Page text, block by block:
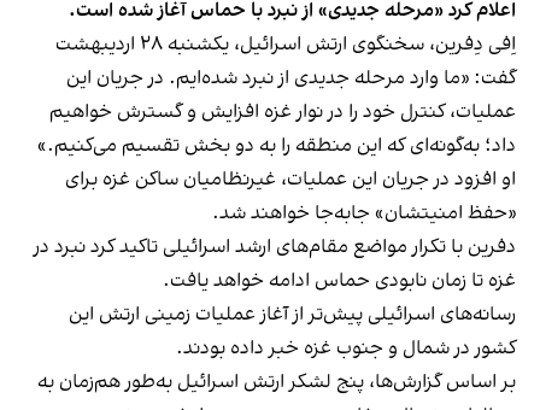
اعلام کرد «مرحله جدیدی» از نبرد با حماس آغاز شده است.
اِفی دِفرین، سخنگوی ارتش اسرائیل، یک‎شنبه ۲۸ اردیبهشت
گفت: «ما وارد مرحله جدیدی از نبرد شده‌ایم. در جریان این
عملیات، کنترل خود را در نوار غزه افزایش و گسترش خواهیم
داد؛ به‌گونه‌ای که این منطقه را به دو بخش تقسیم می‌کنیم.»
او افزود در جریان این عملیات، غیرنظامیان ساکن غزه برای
«حفظ امنیتشان» جابه‌جا خواهند شد.
دفرین با تکرار مواضع مقام‌های ارشد اسرائیلی تاکید کرد نبرد در
غزه تا زمان نابودی حماس ادامه خواهد یافت.
رسانه‌های اسرائیلی پیش‌تر از آغاز عملیات زمینی ارتش این
کشور در شمال و جنوب غزه خبر داده بودند.
بر اساس گزارش‌ها، پنج لشکر ارتش اسرائیل به‌طور هم‌زمان به